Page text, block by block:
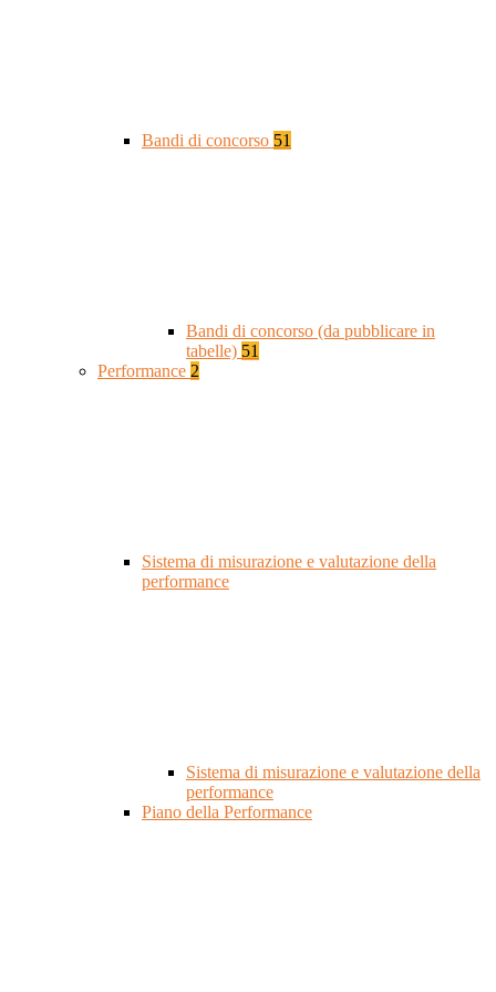
Bandi di concorso 51
Bandi di concorso (da pubblicare in
tabelle) 51
Performance 2
Sistema di misurazione e valutazione della
performance
Sistema di misurazione e valutazione della
performance
Piano della Performance